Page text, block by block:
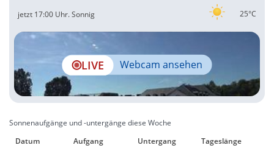
25°C
jetzt 17:00 Uhr.Sonnig
LIVE Webcam ansehen
Sonnenaufgänge und -untergänge diese Woche
Datum
Aufgang Untergang
Tageslänge